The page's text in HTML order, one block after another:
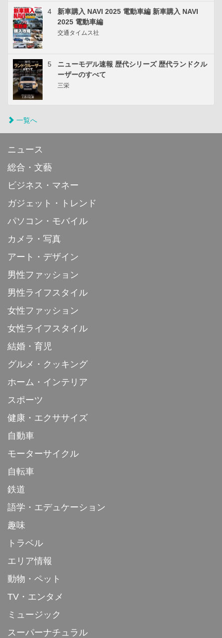
4
新車購入 NAVI 2025 電動車編 新車購入 NAVI
2025 電動車編
交通タイムス社
5
ニューモデル速報 歴代シリーズ 歴代ランドクル
ーザーのすべて
三栄
一覧へ
ニュース
総合・文藝
ビジネス・マネー
ガジェット・トレンド
パソコン・モバイル
カメラ・写真
アート・デザイン
男性ファッション
男性ライフスタイル
女性ファッション
女性ライフスタイル
結婚・育児
グルメ・クッキング
ホーム・インテリア
スポーツ
健康・エクササイズ
自動車
モーターサイクル
自転車
鉄道
語学・エデュケーション
趣味
トラベル
エリア情報
動物・ペット
TV・エンタメ
ミュージック
スーパーナチュラル